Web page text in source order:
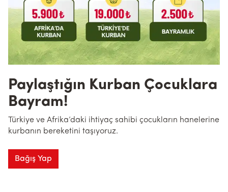
Paylaştığın Kurban Çocuklara
Bayram!
Türkiye ve Afrika’daki ihtiyaç sahibi çocukların hanelerine
kurbanın bereketini taşıyoruz.
Bağış Yap